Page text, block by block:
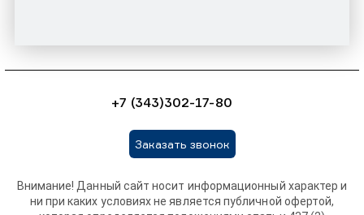
+7 (343)302-17-80
Заказать звонок
Внимание! Данный сайт носит информационный характер и
ни при каких условиях не является публичной офертой,